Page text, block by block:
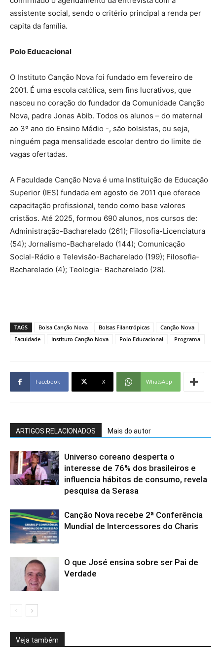
assistente social, sendo o critério principal a renda per
capita da família.
Polo Educacional
O Instituto Canção Nova foi fundado em fevereiro de
2001. É uma escola católica, sem fins lucrativos, que
nasceu no coração do fundador da Comunidade Canção
Nova, padre Jonas Abib. Todos os alunos – do maternal
ao 3º ano do Ensino Médio -, são bolsistas, ou seja,
ninguém paga mensalidade escolar dentro do limite de
vagas ofertadas.
A Faculdade Canção Nova é uma Instituição de Educação
Superior (IES) fundada em agosto de 2011 que oferece
capacitação profissional, tendo como base valores
cristãos. Até 2025, formou 690 alunos, nos cursos de:
Administração-Bacharelado (261); Filosofia-Licenciatura
(54); Jornalismo-Bacharelado (144); Comunicação
Social-Rádio e Televisão-Bacharelado (199); Filosofia-
Bacharelado (4); Teologia- Bacharelado (28).
TAGS Bolsa Canção Nova Bolsas Filantrópicas
Canção Nova
Faculdade
Instituto Canção Nova Polo Educacional Programa
Facebook X WhatsApp
ARTIGOS RELACIONADOS Mais do autor
Universo coreano desperta o
interesse de 76% dos brasileiros e
influencia hábitos de consumo, revela
pesquisa da Serasa
Canção Nova recebe 2ª Conferência
Mundial de Intercessores do Charis
O que José ensina sobre ser Pai de
Verdade
Veja também